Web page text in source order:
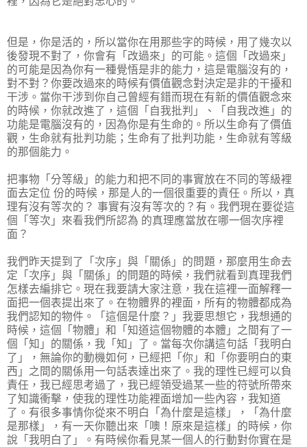
但是，你是活的，所以當你在用那些字的時候，用了幾次以
後發現不對了，你會有「改過來」的可能。這個「改過來」
的可能是因為你有一種覺悟是非的能力，這是電腦沒有的，
對不對？你要改過來的時候有價值觀念對決定是非的干擾和
干涉。當你干涉到你自己曾經有錯而現在有新的價值觀念來
的時候，你就改進了，這個「自我批判」、「自我改進」的
功能是電腦沒有的，因為你是有生命的。所以生命有了價值
觀，生命就有批判功能；生命有了批判功能，生命就有等級
的那個能力。
把事物「分等級」的能力和把不同的事實放在不同的等級裡
面去定位 份的時候，那是人的一個很重要的責任。所以，真
理有沒有等次的？ 事實有沒有等次的？有。我們現在要從這
個「等次」來看我們所認為 的真理應當放在哪一個次序裡
面？
我們昨天提到了「次序」與「關係」的問題，那麼用生命去
定「次序」與「關係」的問題的時候，我們就看到真理我們
怎樣去編排它。現在我要請大家注意，我在這裡一面解釋一
面把一個表提出來了。在物體界的裡面，所有的物體都成為
我們認知的物件。「這個是什麼？」我要思想它，我想通的
時候，這個「物體」和「知道這個物體的本體」之間有了一
個「知」的關係，我「知」了。當每次你講這句話「我明白
了」，無論你的動機如何，已經把「你」和「你要明白的東
西」之間的關係用一句話表達出來了。我的理性已經可以負
責任，我已經思考過了，我已經領受過某一些的符號所帶來
了知識衝擊，使我的理性功能裡面增加一些內容，我知道
了。有很多事情你從來不明白「為什麼是這樣」，「為什麼
是那樣」，有一天你聽出來「噢！原來是這樣」的時候，你
說「我明白了」。有時候你看見某一個人的行動對你實在是